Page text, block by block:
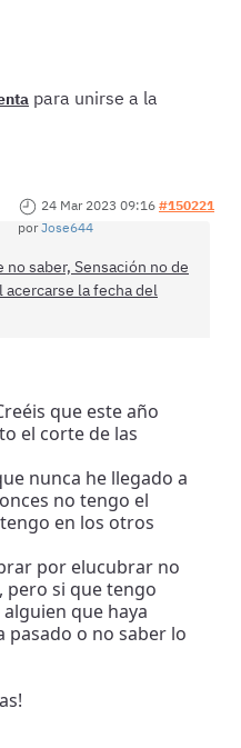
para unirse a la
24 Mar 2023 09:16 #150221
porJose644
no saber, Sensación no de
acercarse la fecha del
que este año
el corte de las
nunca he llegado a
no tengo el
en los otros
por elucubrar no
pero si que tengo
que haya
pasado o no saber lo